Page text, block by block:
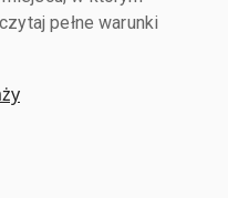
pełne warunki